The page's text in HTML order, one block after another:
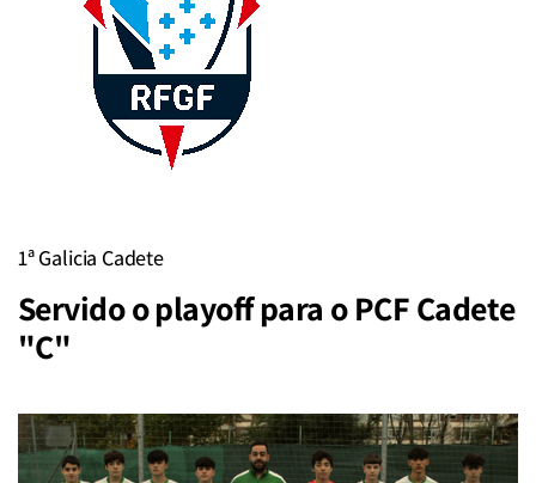
1ª Galicia Cadete
Servido o playoff para o PCF Cadete
"C"